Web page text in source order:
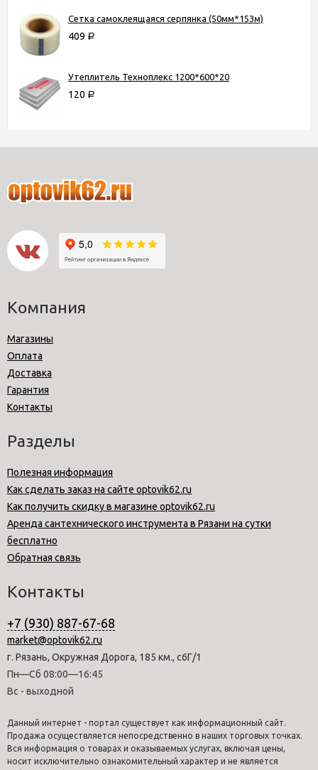
Сетка самоклеящаяся серпянка (50мм*153м)
409 Р
Утеплитель Техноплекс 1200*600*20
120 Р
Компания
Магазины
Оплата
Доставка
Гарантия
Контакты
Разделы
Полезная информация
Как сделать заказ на сайте optovik62.ru
Как получить скидку в магазине optovik62.ru
Аренда сантехнического инструмента в Рязани на сутки
бесплатно
Обратная связь
Контакты
+7 (930) 887-67-68
market@optovik62.ru
г. Рязань, Окружная Дорога, 185 км., с6Г/1
Пн—Сб 08:00—16:45
Вс - выходной
Данный интернет - портал существует как информационный сайт.
Продажа осуществляется непосредственно в наших торговых точках.
Вся информация о товарах и оказываемых услугах, включая цены,
носит исключительно ознакомительный характер и не является